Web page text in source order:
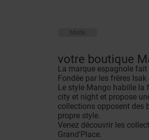
Mode
votre boutique
La marque espagnole
Fondée par les frères
Le style Mango habille la
city et night et propose
collections opposent des
propre style.
Venez découvrir les
Grand'Place.